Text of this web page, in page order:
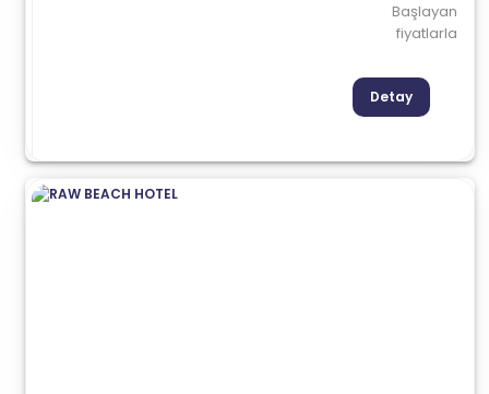
Başlayan
fiyatlarla
Detay